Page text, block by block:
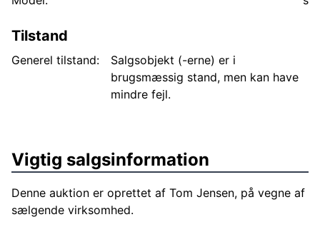
Tilstand
Generel tilstand:
Salgsobjekt (-erne) er i
brugsmæssig stand, men kan have
mindre fejl.
Vigtig salgsinformation
Denne auktion er oprettet af Tom Jensen, på vegne af
sælgende virksomhed.